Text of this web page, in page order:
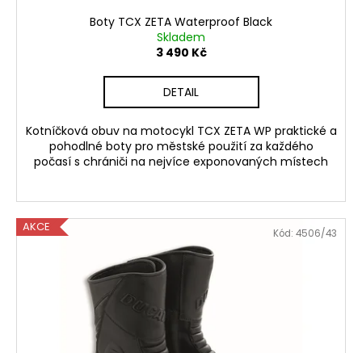
Boty TCX ZETA Waterproof Black
Skladem
3 490 Kč
DETAIL
Kotníčková obuv na motocykl TCX ZETA WP praktické a
pohodlné boty pro městské použití za každého
počasí s chrániči na nejvíce exponovaných místech
AKCE Kód: 4506/43